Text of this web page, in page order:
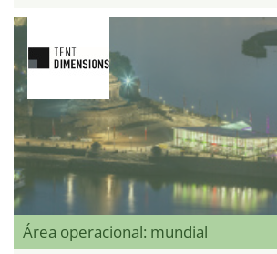
Área operacional: mundial